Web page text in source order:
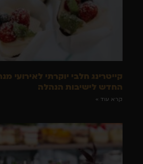
קייטרינג חלבי יוקרתי לאירועי
החדש לישיבות הנהלה
קרא עוד »